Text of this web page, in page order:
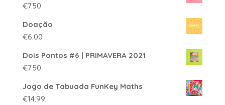
€7.50
Doação
€6.00
Dois Pontos #6 | PRIMAVERA 2021
€7.50
Jogo de Tabuada FunKey Maths
€14.99